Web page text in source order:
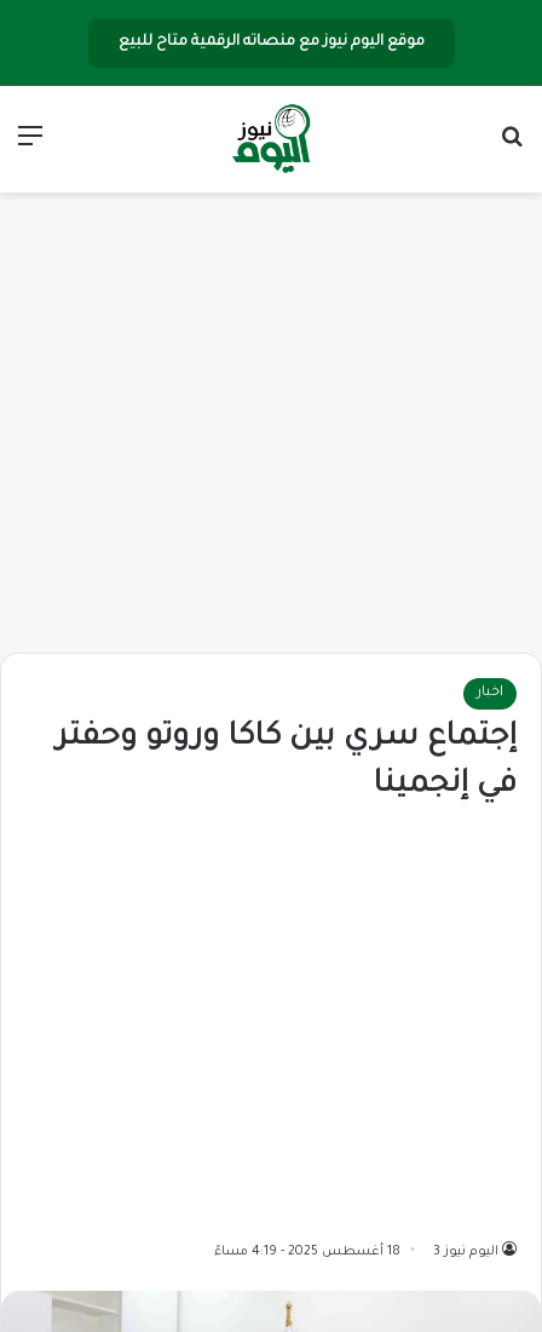
موقع اليوم نيوز مع منصاته الرقمية متاح للبيع
اخبار
إجتماع سري بين كاكا وروتو وحفتر
في إنجمينا
اليوم نيوز 3 18 أغسطس 2025 - 4:19 مساءً